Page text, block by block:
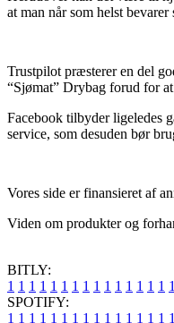
at man når som helst
Trustpilot præsterer en del
“Sjømat” Drybag forud for
Facebook tilbyder ligeledes
service, som desuden bør
Vores side er finansieret af
Viden om produkter og
BITLY:
1 1 1 1 1 1 1 1 1 1 1 1 1 1 1 1
SPOTIFY:
1 1 1 1 1 1 1 1 1 1 1 1 1 1 1 1